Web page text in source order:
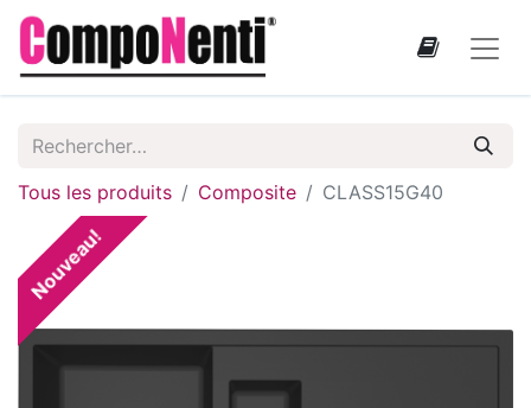
Tous les produits Composite CLASS15G40
Nouveau!